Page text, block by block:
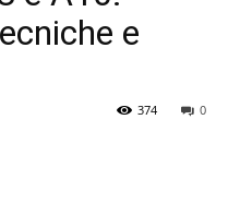
e
0
374